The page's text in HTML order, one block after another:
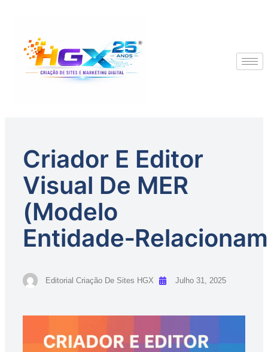
Criador E Editor
Visual De MER
(Modelo
Editorial Criação De Sites HGX Julho 31, 2025